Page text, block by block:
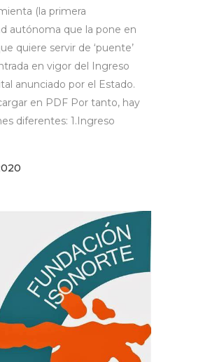
(la primera
autónoma que la pone en
quiere servir de ‘puente’
en vigor del Ingreso
anunciado por el Estado.
en PDF Por tanto, hay
diferentes: 1.Ingreso